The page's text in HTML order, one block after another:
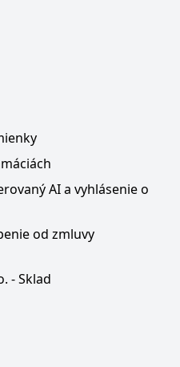
AI a vyhlásenie o
od zmluvy
- Sklad